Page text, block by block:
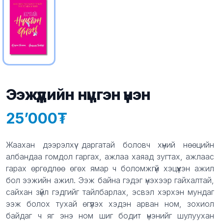
Ээжүүдийн нүцгэн үнэн
Product information
25’000
Description
Жаахан дээрэлхүү даргатай боловч хүний нөөцийн
албандаа гомдол гаргах, ажлаа хаяад зугтах, ажлаас
гарах өргөдлөө өгөх ямар ч боломжгүй хэцүүхэн ажил
бол ээжийн ажил. Ээж байна гэдэг үнэхээр гайхалтай,
сайхан зүйл гэдгийг тайлбарлах, эсвэл хэрхэн мундаг
ээж болох тухай өгүүлэх хэдэн арван ном, зохиол
байдаг ч яг энэ ном шиг бодит үнэнийг шулуухан